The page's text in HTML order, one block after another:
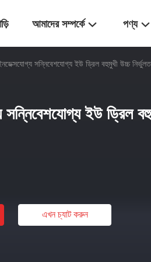
আমাদের সম্পর্কে পণ্য
সন্নিবেশযোগ্য ইউ ড্রিল বহুমুখী উচ্চ
ইউ ড্রিল
এখন চ্যাট করুন